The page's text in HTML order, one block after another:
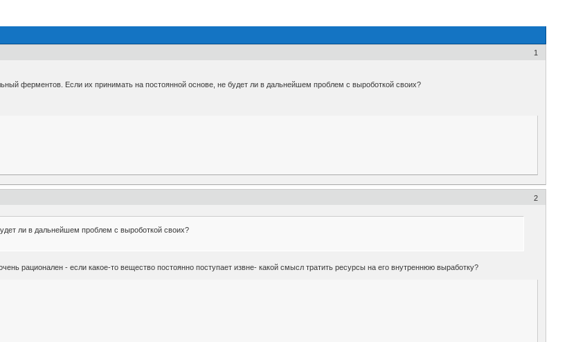
1
ферментов. Если их принимать на постоянной основе, не будет ли в дальнейшем проблем с выроботкой своих?
2
ли в дальнейшем проблем с выроботкой своих?
рационален - если какое-то вещество постоянно поступает извне- какой смысл тратить ресурсы на его внутреннюю выработку?